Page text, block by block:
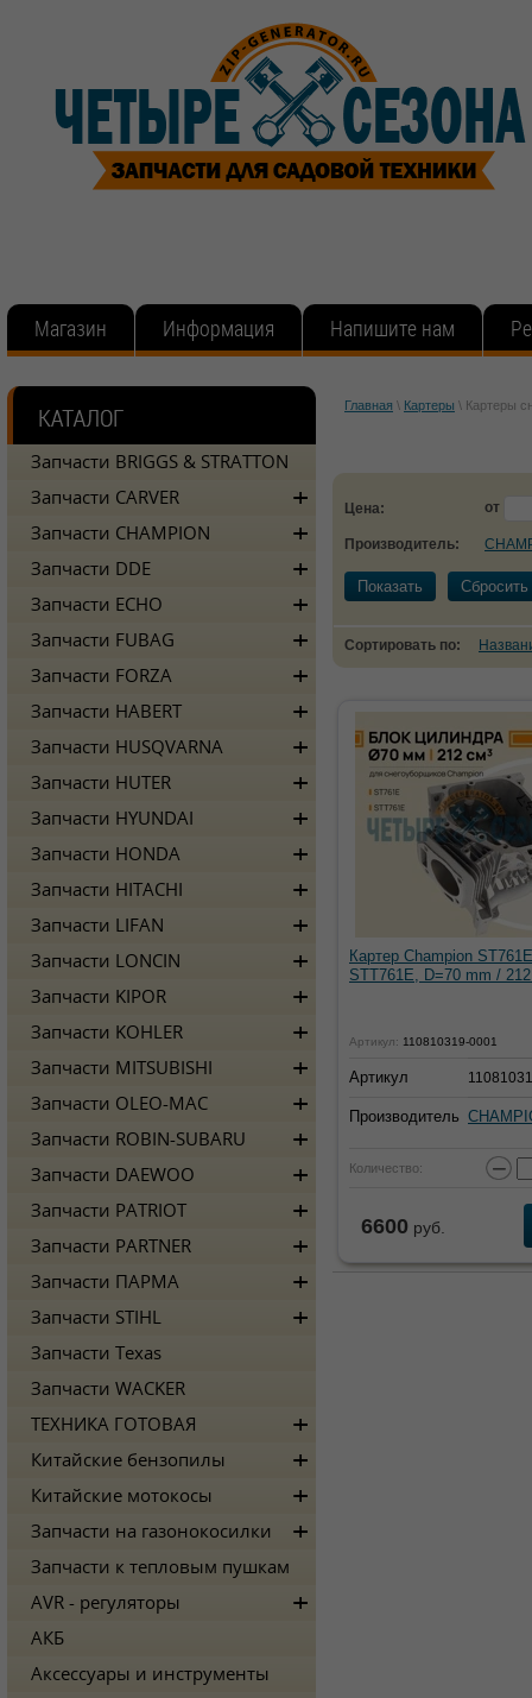
Магазин Информация Напишите нам
Главная \ Картеры \ Картеры
Цена: от
Производитель:
Показать
Сортировать по:
Картер Champion
STT761E, D=70 mm /
Артикул: 110810319-0001
Артикул
Производитель
Количество: −
6600 руб.
Запчасти BRIGGS & STRATTON
Запчасти CARVER
Запчасти CHAMPION
Запчасти DDE
Запчасти ECHO
Запчасти FUBAG
Запчасти FORZA
Запчасти HABERT
Запчасти HUSQVARNA
Запчасти HUTER
Запчасти HYUNDAI
Запчасти HONDA
Запчасти HITACHI
Запчасти LIFAN
Запчасти LONCIN
Запчасти KIPOR
Запчасти KOHLER
Запчасти MITSUBISHI
Запчасти OLEO-MAC
Запчасти ROBIN-SUBARU
Запчасти DAEWOO
Запчасти PATRIOT
Запчасти PARTNER
Запчасти ПАРМА
Запчасти STIHL
Запчасти Texas
Запчасти WACKER
ТЕХНИКА ГОТОВАЯ
Китайские бензопилы
Китайские мотокосы
Запчасти на газонокосилки
Запчасти к тепловым пушкам
AVR - регуляторы
АКБ
Аксессуары и инструменты